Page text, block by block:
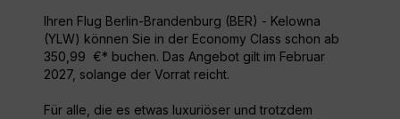
Ihren Flug Berlin-Brandenburg (BER) - Kelowna
(YLW) können Sie in der Economy Class schon ab
350,99 €* buchen. Das Angebot gilt im Februar
2027, solange der Vorrat reicht.
Für alle, die es etwas luxuriöser und trotzdem